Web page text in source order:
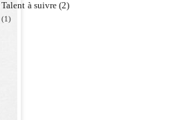
Talent à suivre (2)
(1)